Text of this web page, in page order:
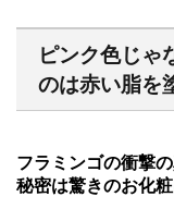
ピンク色じゃ
のは赤い脂を
フラミンゴの衝撃
秘密は驚きのお化